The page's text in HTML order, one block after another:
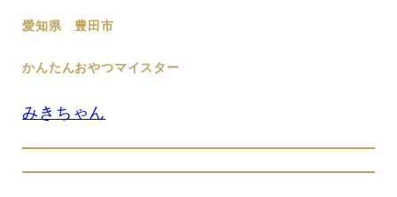
愛知県 豊田市
かんたんおやつマイスター
みきちゃん